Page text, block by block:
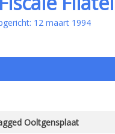
12 maart 1994
Ooltgensplaat